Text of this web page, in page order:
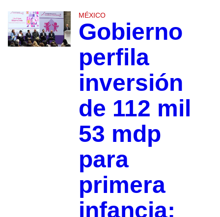
MÉXICO
Gobierno
perfila
inversión
de 112 mil
53 mdp
para
primera
infancia;